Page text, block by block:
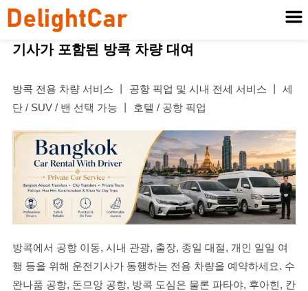
기사가 포함된 방콕 차량 대여
방콕 전용 차량 서비스 丨 공항 픽업 및 시내 전세 서비스 丨 세
단 / SUV / 밴 선택 가능 丨 호텔 / 공항 픽업
방콕에서 공항 이동, 시내 관광, 출장, 종일 대절, 개인 일일 여
행 등을 위해 운전기사가 동행하는 전용 차량을 예약하세요. 수
완나품 공항, 돈므앙 공항, 방콕 도심은 물론 파타야, 후아힌, 칸